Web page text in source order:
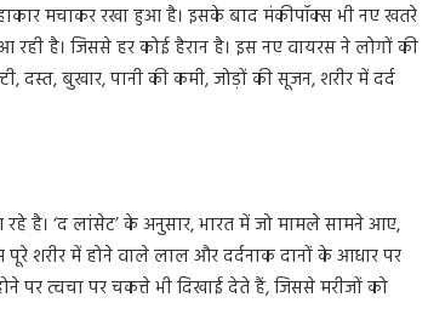
मचाकर रखा हुआ है। इसके बाद मंकीपॉक्स भी नए खतरे
है। जिससे हर कोई हैरान है। इस नए वायरस ने लोगों की
बुखार, पानी की कमी, जोड़ों की सूजन, शरीर में दर्द
है। ‘द लांसेट’ के अनुसार, भारत में जो मामले सामने आए,
पूरे शरीर में होने वाले लाल और दर्दनाक दानों के आधार पर
पर त्वचा पर चकत्ते भी दिखाई देते हैं, जिससे मरीजों को